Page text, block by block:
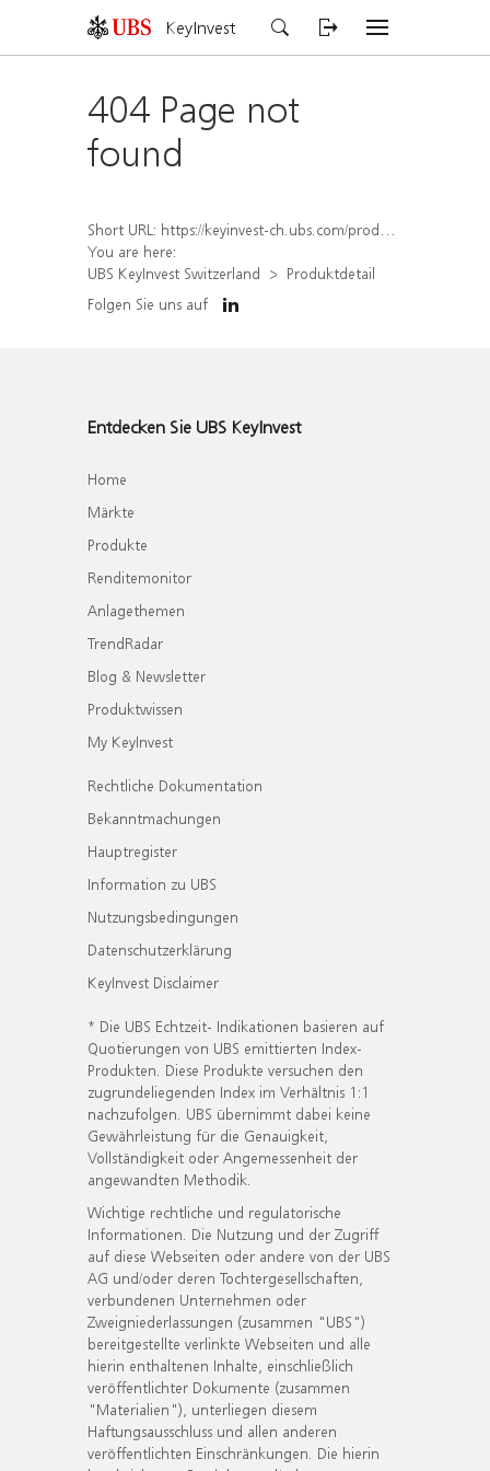
KeyInvest
404 Page not
found
Short URL: https://keyinvest-ch.ubs.com/produkt/detail/index/isin/CH1566106956
You are here:
UBS KeyInvest Switzerland
Produktdetail
Folgen Sie uns auf
Entdecken Sie UBS KeyInvest
Home
Märkte
Produkte
Renditemonitor
Anlagethemen
TrendRadar
Blog & Newsletter
Produktwissen
My KeyInvest
Rechtliche Dokumentation
Bekanntmachungen
Hauptregister
Information zu UBS
Nutzungsbedingungen
Datenschutzerklärung
KeyInvest Disclaimer
* Die UBS Echtzeit- Indikationen basieren auf
Quotierungen von UBS emittierten Index-
Produkten. Diese Produkte versuchen den
zugrundeliegenden Index im Verhältnis 1:1
nachzufolgen. UBS übernimmt dabei keine
Gewährleistung für die Genauigkeit,
Vollständigkeit oder Angemessenheit der
angewandten Methodik.
Wichtige rechtliche und regulatorische
Informationen. Die Nutzung und der Zugriff
auf diese Webseiten oder andere von der UBS
AG und/oder deren Tochtergesellschaften,
verbundenen Unternehmen oder
Zweigniederlassungen (zusammen "UBS")
bereitgestellte verlinkte Webseiten und alle
hierin enthaltenen Inhalte, einschließlich
veröffentlichter Dokumente (zusammen
"Materialien"), unterliegen diesem
Haftungsausschluss und allen anderen
veröffentlichten Einschränkungen. Die hierin